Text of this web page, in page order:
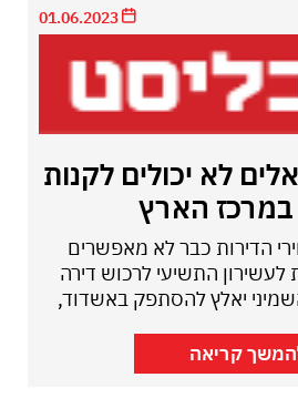
לא יכולים לקנות
במרכז הארץ
הדירות כבר לא מאפשרים
התשיעי לרכוש דירה
יאלץ להסתפק באשדוד,
קריאה